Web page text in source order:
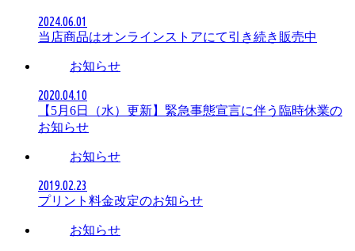
2024.06.01
当店商品はオンラインストアにて引き続き販売中
お知らせ
2020.04.10
【5月6日（水）更新】緊急事態宣言に伴う臨時休業の
お知らせ
お知らせ
2019.02.23
プリント料金改定のお知らせ
お知らせ